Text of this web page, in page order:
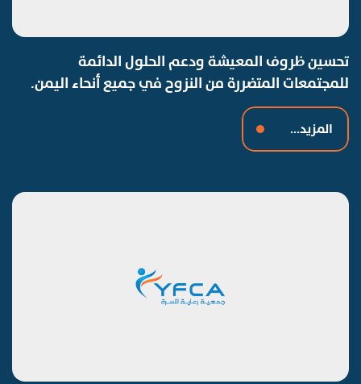
تحسين ظروف المعيشة ودعم الحلول الدائمة
للمجتمعات المتضررة من النزوح في جميع أنحاء اليمن.
المزيد...